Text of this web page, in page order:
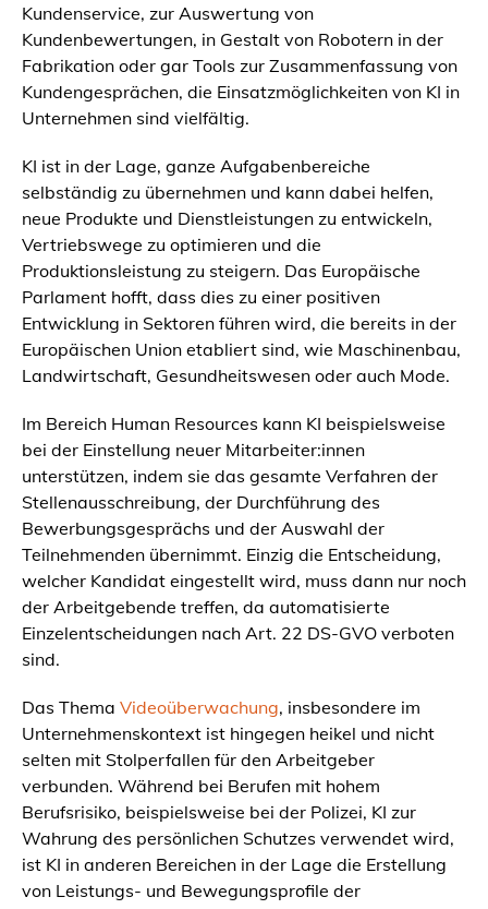
Kundenservice, zur Auswertung von
Kundenbewertungen, in Gestalt von Robotern in der
Fabrikation oder gar Tools zur Zusammenfassung von
Kundengesprächen, die Einsatzmöglichkeiten von KI in
Unternehmen sind vielfältig.
KI ist in der Lage, ganze Aufgabenbereiche
selbständig zu übernehmen und kann dabei helfen,
neue Produkte und Dienstleistungen zu entwickeln,
Vertriebswege zu optimieren und die
Produktionsleistung zu steigern. Das Europäische
Parlament hofft, dass dies zu einer positiven
Entwicklung in Sektoren führen wird, die bereits in der
Europäischen Union etabliert sind, wie Maschinenbau,
Landwirtschaft, Gesundheitswesen oder auch Mode.
Im Bereich Human Resources kann KI beispielsweise
bei der Einstellung neuer Mitarbeiter:innen
unterstützen, indem sie das gesamte Verfahren der
Stellenausschreibung, der Durchführung des
Bewerbungsgesprächs und der Auswahl der
Teilnehmenden übernimmt. Einzig die Entscheidung,
welcher Kandidat eingestellt wird, muss dann nur noch
der Arbeitgebende treffen, da automatisierte
Einzelentscheidungen nach Art. 22 DS-GVO verboten
sind.
Das Thema Videoüberwachung, insbesondere im
Unternehmenskontext ist hingegen heikel und nicht
selten mit Stolperfallen für den Arbeitgeber
verbunden. Während bei Berufen mit hohem
Berufsrisiko, beispielsweise bei der Polizei, KI zur
Wahrung des persönlichen Schutzes verwendet wird,
ist KI in anderen Bereichen in der Lage die Erstellung
von Leistungs- und Bewegungsprofile der